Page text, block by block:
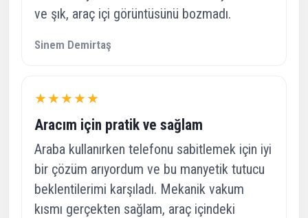
ve şık, araç içi görüntüsünü bozmadı.
Sinem Demirtaş
★★★★★
Aracım için pratik ve sağlam
Araba kullanırken telefonu sabitlemek için iyi
bir çözüm arıyordum ve bu manyetik tutucu
beklentilerimi karşıladı. Mekanik vakum
kısmı gerçekten sağlam, araç içindeki